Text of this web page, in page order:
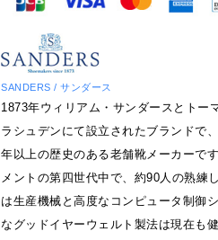
SANDERS / サンダース
1873年ウィリアム・サンダースとトー
ラシュデンにて設立されたブランドで
年以上の歴史のある老舗靴メーカーで
メントの第四世代中で、約90人の熟練
は生産機械と高度なコンピュータ制御
なグッドイヤーウェルト製法は現在も